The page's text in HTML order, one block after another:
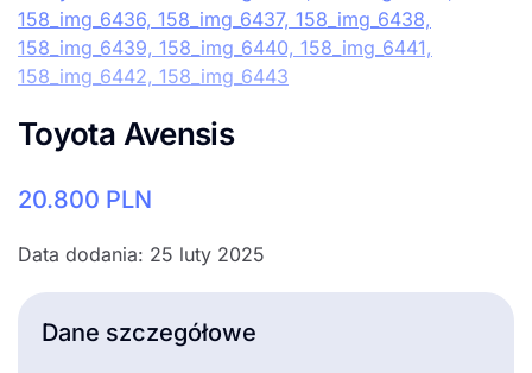
Toyota Avensis
20.800 PLN
Data dodania: 25 luty 2025
Dane szczegółowe